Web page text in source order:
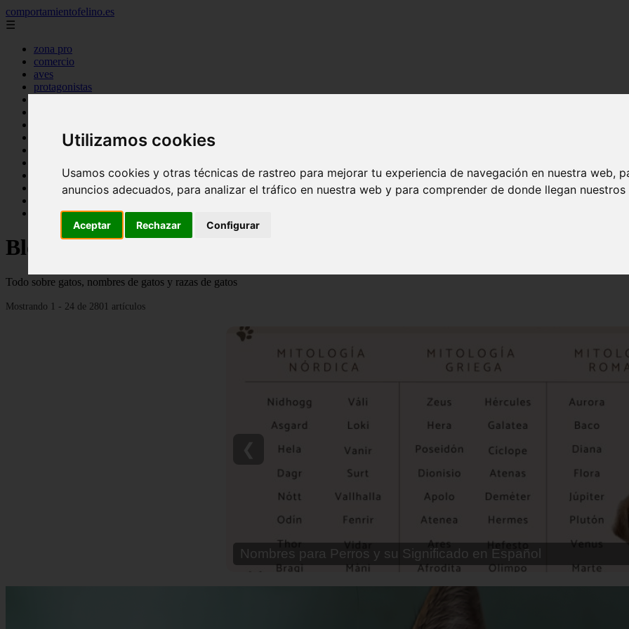
Utilizamos cookies
Usamos cookies y otras técnicas de rastreo para mejorar tu experiencia de navegación en nuestra web,
anuncios adecuados, para analizar el tráfico en nuestra web y para comprender de donde llegan
Aceptar Rechazar Configurar
comportamientofelino.es
☰
zona pro
comercio
aves
protagonistas
articulos
canal tv
novedades
tablon de anuncios
zona pro
Blog sobre gatos
Todo sobre gatos, nombres de gatos y razas de gatos
Mostrando 1 - 24 de 2801 artículos
Nombres para Perros Machos con Manchas Negras